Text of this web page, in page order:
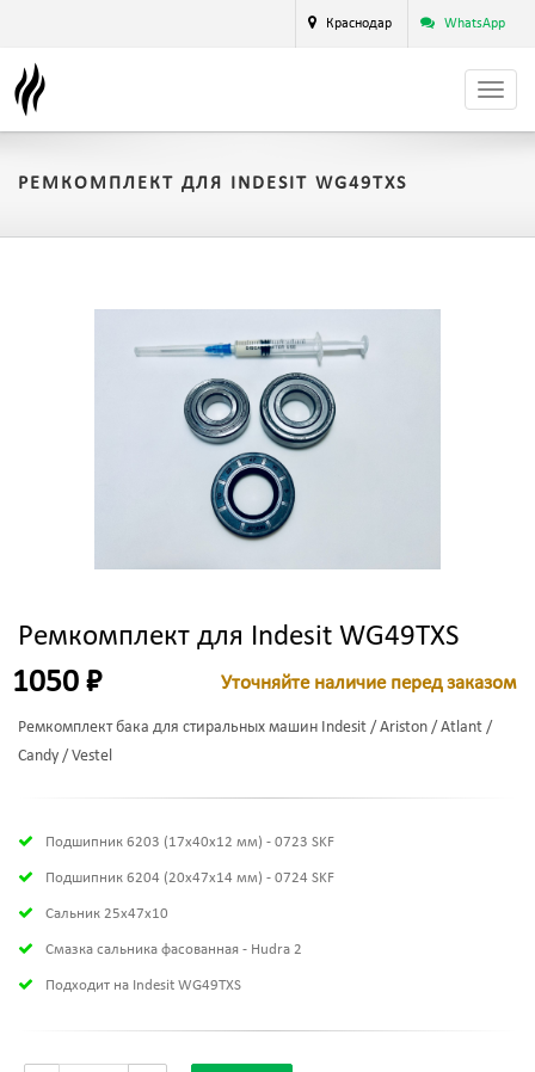
Краснодар WhatsApp
РЕМКОМПЛЕКТ ДЛЯ INDESIT WG49TXS
Ремкомплект для Indesit WG49TXS
1050 ₽ Уточняйте наличие перед заказом
Ремкомплект бака для стиральных машин Indesit / Ariston / Atlant /
Candy / Vestel
Подшипник 6203 (17х40х12 мм) - 0723 SKF
Подшипник 6204 (20х47х14 мм) - 0724 SKF
Сальник 25x47x10
Смазка сальника фасованная - Hudra 2
Подходит на Indesit WG49TXS